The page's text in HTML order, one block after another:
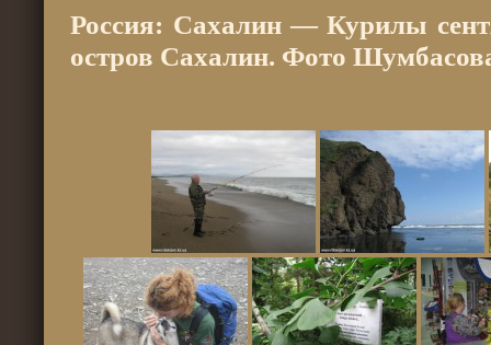
Россия: Сахалин — Курилы
остров Сахалин. Фото